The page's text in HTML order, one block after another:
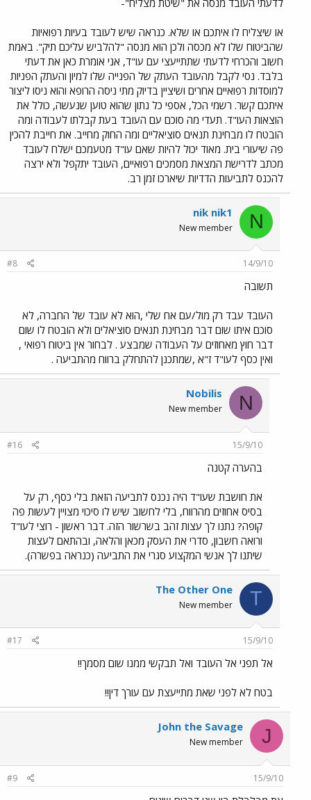
או שיצליח לו איתכם או שלא. כנראה שיש לעובד בעיות רפואיות
שהביטוח שלו לא מכסה ולכן הוא מנסה "להלביש עליכם תיק". באמת
חשוב והכרחי לדעתי שתתייעצי עם עו"ד, אני אומרת כאן את דעתי
בלבד. נסי לקבל מהעובד העתק של הפנייה שלו למיון והעתק הפניות
למוסדות רפואיים אחרים ושיציין בדיוק מתי ניסה הרופא והוא ניסו ליצור
איתכם קשר. רשמי הכל, אספי כל נתון שהוא טוען שנעשה, כולל את
הוצאות העו"ד. תעדי מה סוכם עם העובד בעת קבלתו לעבודה ומה
הובטח לו מבחינת תנאים סוציאליים ומה החוק מחייב. את חייבת להכין
פה שיעורי בית. מאוד יכול להיות שאם עו"ד מטעמכם ישלח לעובד
מכתב לדרישת המצאת מסמכים רפואיים, העובד יתקפל ולא ירצה
להכנס לתביעות הדדיות שיארכו זמן רב.
N
nik nik1
New member
14/9/10
#8
תשובה
העובד עבד רק מול/עם אח שלי ,הוא לא עובד של החברה, לא
סוכם איתו שום דבר מבחינת תנאים סוציאלים ולא הובטח לו שום
דבר חוץ מאחוזים על העבודה שמבצע . לבחור אין ביטוח רפואי ,
ואין כסף לעו"ד ז"א ,שמתכנן להתחלק ברווח מהתביעה .
N
Nobilis
New member
15/9/10
#16
בהערה קטנה
את חושבת שעו"ד היה נכנס לתביעה הזאת בלי כסף, רק על
בסיס אחוזים מהרווח, בלי לחשוב שיש לו סיכוי מצויין לעשות פה
קופה? נתנו לך עצות זהב בשרשור הזה. דבר ראשון - רוצי לעו"ד
ורואה חשבון, סדרי את העסק מכאן והלאה, ובהתאם לעצות
שיתנו לך אנשי המקצוע סגרי את התביעה (כנראה בפשרה).
T
The Other One
New member
15/9/10
#17
אל תפני אל העובד ואל תבקשי ממנו שום מסמך!!
בטח לא לפני שאת מתייעצת עם עורך דין!!
J
John the Savage
New member
15/9/10
#9